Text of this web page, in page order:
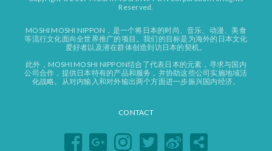
Reserved.
MOSHI MOSHI NIPPON，是一个将日本的时尚、音乐、动漫、美食
等流行文化面向全世界推广的项目。我们的目标是为海外的日本文化
爱好者以及潜在群体创造到访日本的契机。
此外，MOSHI MOSHI NIPPON结合了代表日本的元素，寻求与国内
公司合作，提供日本特有的产品和服务，并协助这些公司实施地域活
化战略。从对内输入和对外输出两个方面进一步振兴国内经济。
CONTACT